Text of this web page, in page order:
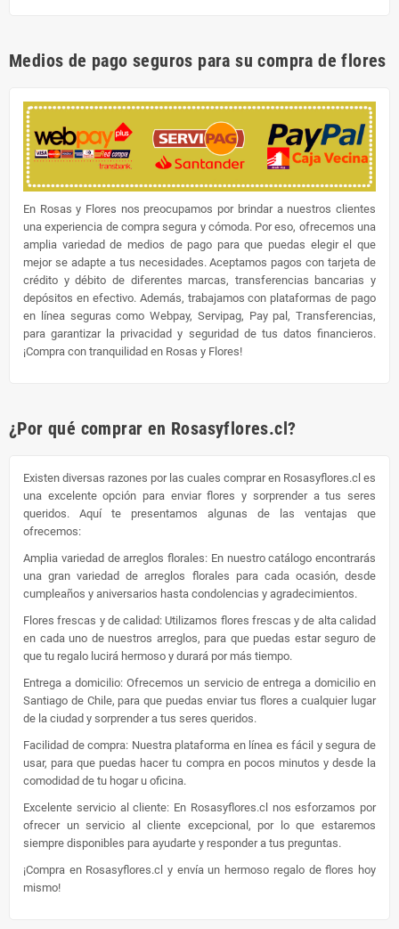
Medios de pago seguros para su compra de flores
En Rosas y Flores nos preocupamos por brindar a nuestros clientes
una experiencia de compra segura y cómoda. Por eso, ofrecemos una
amplia variedad de medios de pago para que puedas elegir el que
mejor se adapte a tus necesidades. Aceptamos pagos con tarjeta de
crédito y débito de diferentes marcas, transferencias bancarias y
depósitos en efectivo. Además, trabajamos con plataformas de pago
en línea seguras como Webpay, Servipag, Pay pal, Transferencias,
para garantizar la privacidad y seguridad de tus datos financieros.
¡Compra con tranquilidad en Rosas y Flores!
¿Por qué comprar en Rosasyflores.cl?
Existen diversas razones por las cuales comprar en Rosasyflores.cl es
una excelente opción para enviar flores y sorprender a tus seres
queridos. Aquí te presentamos algunas de las ventajas que
ofrecemos:
Amplia variedad de arreglos florales: En nuestro catálogo encontrarás
una gran variedad de arreglos florales para cada ocasión, desde
cumpleaños y aniversarios hasta condolencias y agradecimientos.
Flores frescas y de calidad: Utilizamos flores frescas y de alta calidad
en cada uno de nuestros arreglos, para que puedas estar seguro de
que tu regalo lucirá hermoso y durará por más tiempo.
Entrega a domicilio: Ofrecemos un servicio de entrega a domicilio en
Santiago de Chile, para que puedas enviar tus flores a cualquier lugar
de la ciudad y sorprender a tus seres queridos.
Facilidad de compra: Nuestra plataforma en línea es fácil y segura de
usar, para que puedas hacer tu compra en pocos minutos y desde la
comodidad de tu hogar u oficina.
Excelente servicio al cliente: En Rosasyflores.cl nos esforzamos por
ofrecer un servicio al cliente excepcional, por lo que estaremos
siempre disponibles para ayudarte y responder a tus preguntas.
¡Compra en Rosasyflores.cl y envía un hermoso regalo de flores hoy
mismo!